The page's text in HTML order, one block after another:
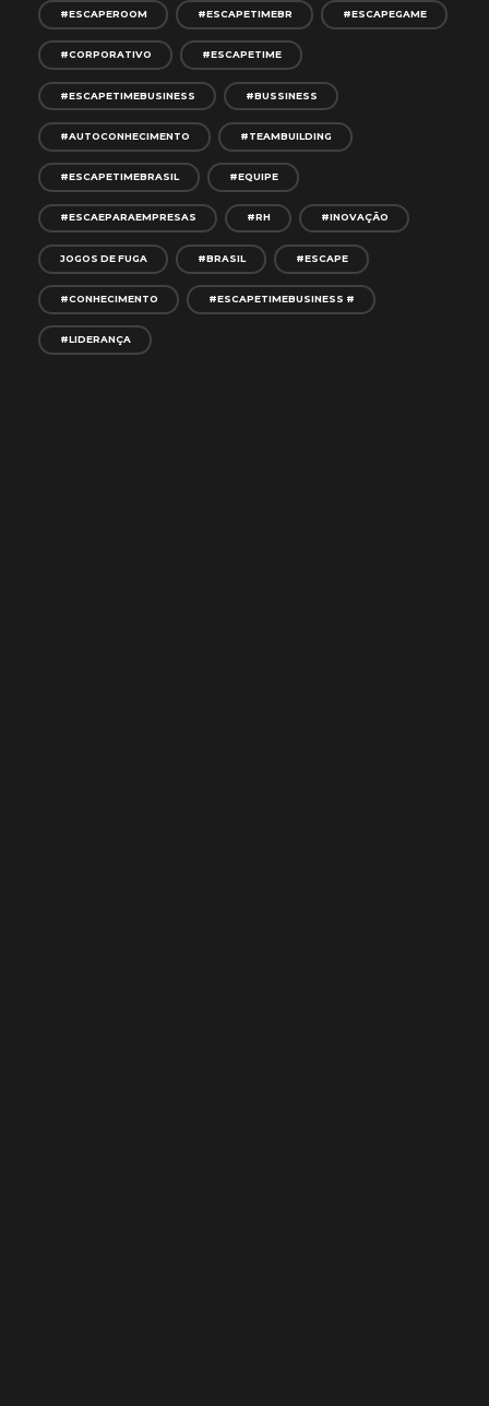
#ESCAPEROOM #ESCAPETIMEBR #ESCAPEGAME
#CORPORATIVO #ESCAPETIME
#ESCAPETIMEBUSINESS #BUSSINESS
#AUTOCONHECIMENTO #TEAMBUILDING
#ESCAPETIMEBRASIL #EQUIPE
#ESCAEPARAEMPRESAS #RH #INOVAÇÃO
JOGOS DE FUGA #BRASIL #ESCAPE
#CONHECIMENTO #ESCAPETIMEBUSINESS #
#LIDERANÇA